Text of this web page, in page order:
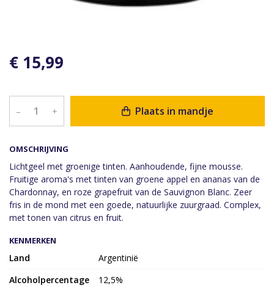
OMSCHRIJVING
Lichtgeel met groenige tinten. Aanhoudende, fijne mousse.
Fruitige aroma's met tinten van groene appel en ananas van de
Chardonnay, en roze grapefruit van de Sauvignon Blanc. Zeer
fris in de mond met een goede, natuurlijke zuurgraad. Complex,
met tonen van citrus en fruit.
€ 15,99
– + Plaats in mandje
KENMERKEN
Land
Argentinië
Alcoholpercentage
12,5%